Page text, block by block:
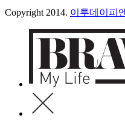
Copyright 2014. 이투데이피